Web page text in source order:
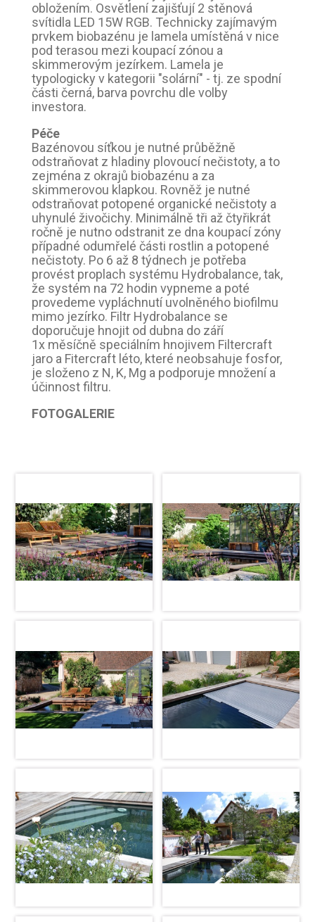
obložením. Osvětlení zajišťují 2 stěnová
svítidla LED 15W RGB. Technicky zajímavým
prvkem biobazénu je lamela umístěná v nice
pod terasou mezi koupací zónou a
skimmerovým jezírkem. Lamela je
typologicky v kategorii "solární" - tj. ze spodní
části černá, barva povrchu dle volby
investora.
Péče
Bazénovou síťkou je nutné průběžně
odstraňovat z hladiny plovoucí nečistoty, a to
zejména z okrajů biobazénu a za
skimmerovou klapkou. Rovněž je nutné
odstraňovat potopené organické nečistoty a
uhynulé živočichy. Minimálně tři až čtyřikrát
ročně je nutno odstranit ze dna koupací zóny
případné odumřelé části rostlin a potopené
nečistoty. Po 6 až 8 týdnech je potřeba
provést proplach systému Hydrobalance, tak,
že systém na 72 hodin vypneme a poté
provedeme vypláchnutí uvolněného biofilmu
mimo jezírko. Filtr Hydrobalance se
doporučuje hnojit od dubna do září
1x měsíčně speciálním hnojivem Filtercraft
jaro a Fitercraft léto, které neobsahuje fosfor,
je složeno z N, K, Mg a podporuje množení a
účinnost filtru.
FOTOGALERIE